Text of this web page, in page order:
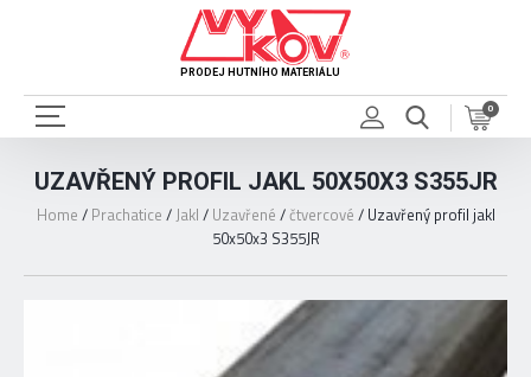
PRODEJ HUTNÍHO MATERIÁLU
0
UZAVŘENÝ PROFIL JAKL 50X50X3 S355JR
Home / Prachatice /Jakl / Uzavřené /čtvercové / Uzavřený profil jakl
50x50x3 S355JR